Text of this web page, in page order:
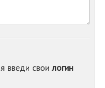
-
-
введи своилогин